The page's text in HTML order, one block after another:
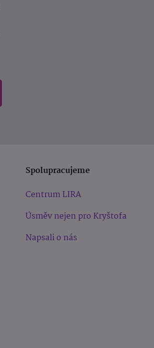
Spolupracujeme
Centrum LIRA
Úsměv nejen pro Kryštofa
Napsali o nás